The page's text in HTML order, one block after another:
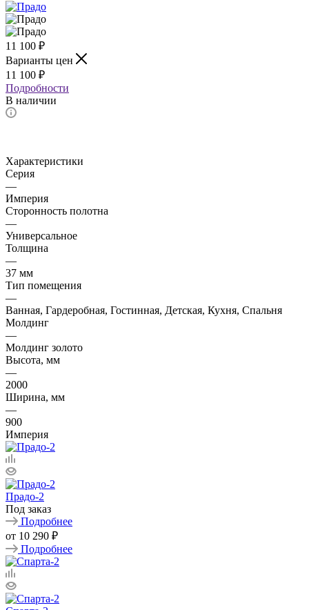
11 100 ₽
Варианты цен
11 100 ₽
Подробности
В наличии
Характеристики
Серия
—
Империя
Сторонность полотна
—
Универсальное
Толщина
—
37 мм
Тип помещения
—
Ванная, Гардеробная, Гостинная, Детская, Кухня, Спальня
Молдинг
—
Молдинг золото
Высота, мм
—
2000
Ширина, мм
—
900
Империя
Прадо-2
Под заказ
Подробнее
от 10 290 ₽
Подробнее